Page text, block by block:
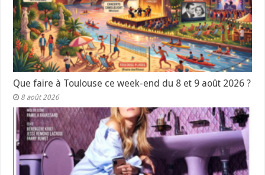
Que faire à Toulouse ce week-end du 8 et 9 août 2026 ?
8 août 2026